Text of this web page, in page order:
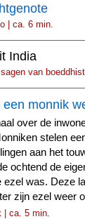
| ca. 6 min.
India
van
monnik
over de
stelen
aan het
ochtend de
ezel was. Deze
zijn ezel weer
| ca. 5 min.